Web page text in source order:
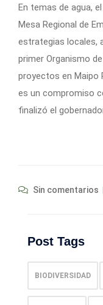
En temas de agua,
Mesa Regional de
estrategias locales,
primer Organismo
proyectos en Maipo
es un compromiso
finalizó el
Sin comentarios
Post Tags
BIODIVERSIDAD